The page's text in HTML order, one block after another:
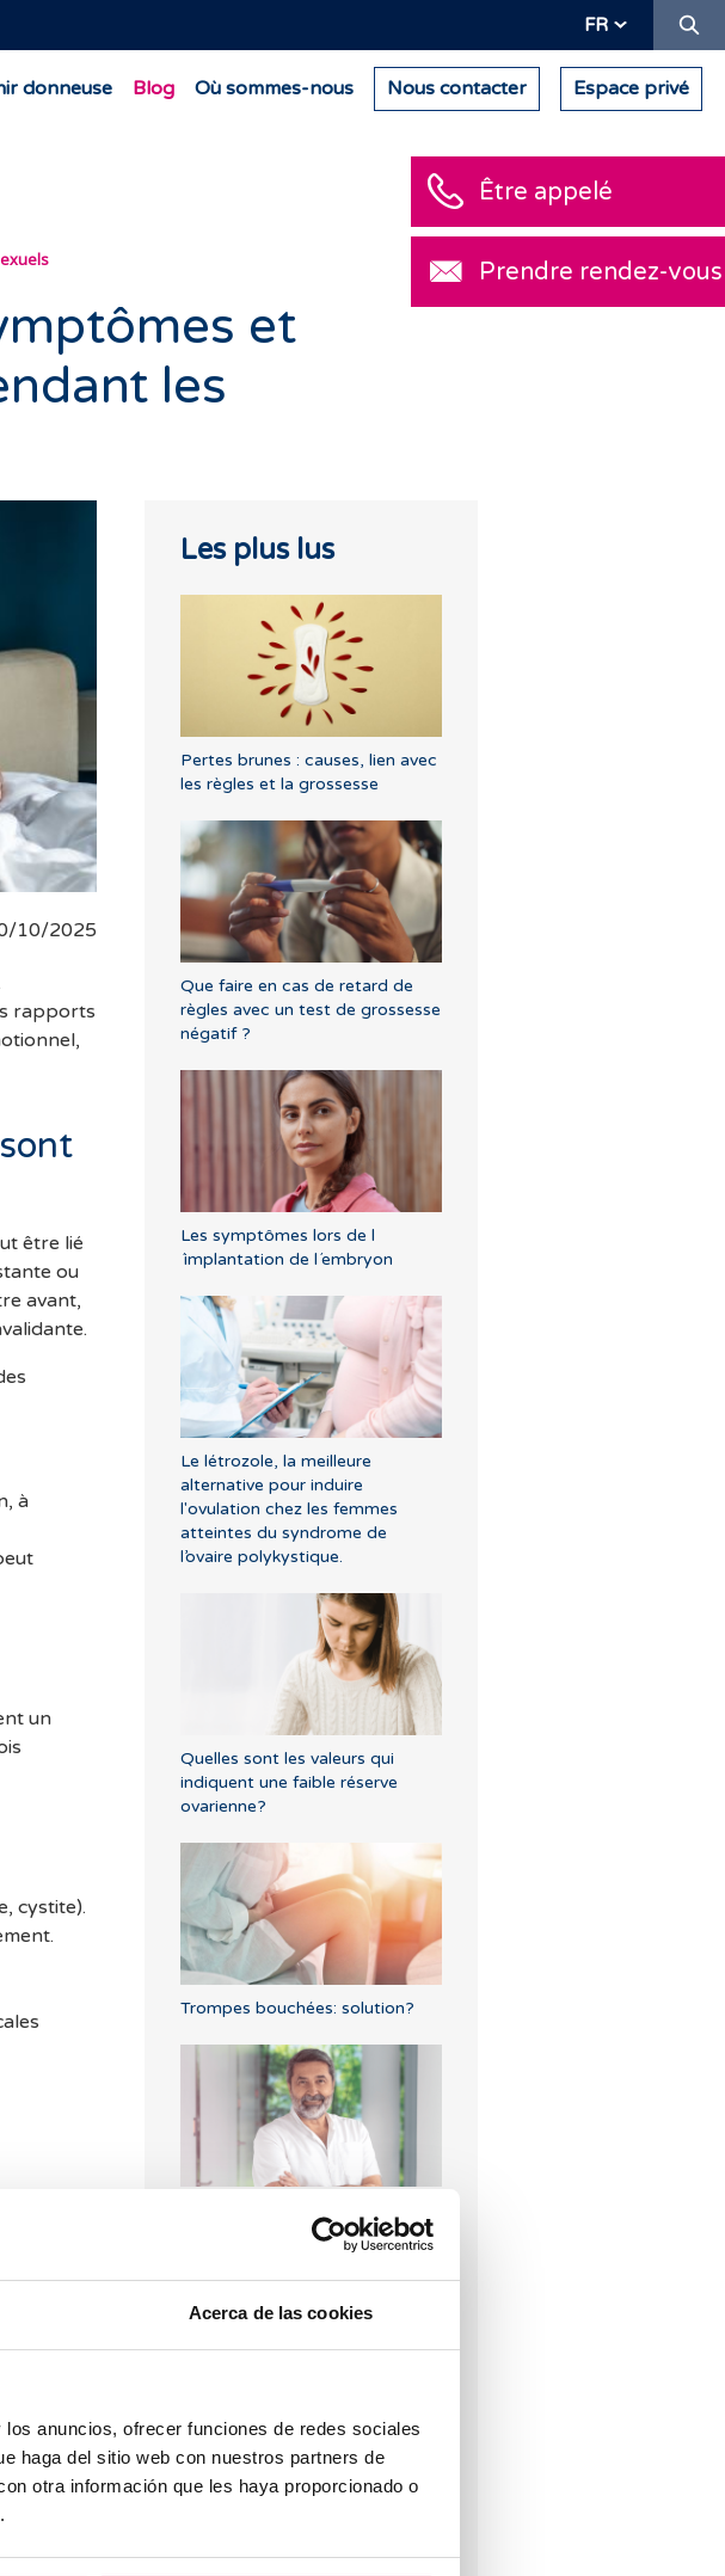
Acerca de las cookies
anuncios, ofrecer funciones de redes sociales
haga del sitio web con nuestros partners de
otra información que les haya proporcionado o
FR
donneuse Blog Où sommes-nous Nous contacter Espace privé
et
les
10/2025
rapports
être lié
ou
avant,
à
un
cystite).
Les plus lus
Pertes brunes : causes, lien avec
les règles et la grossesse
Que faire en cas de retard de
règles avec un test de grossesse
négatif ?
Les symptômes lors de l
´implantation de l´embryon
Le létrozole, la meilleure
alternative pour induire
l'ovulation chez les femmes
atteintes du syndrome de
l’ovaire polykystique.
Quelles sont les valeurs qui
indiquent une faible réserve
ovarienne?
Trompes bouchées: solution?
quelle sont leurs utilités dans la
Problèmes de thyroïde et
fertilité, comment affectent-ils
Être appelé
Prendre rendez-